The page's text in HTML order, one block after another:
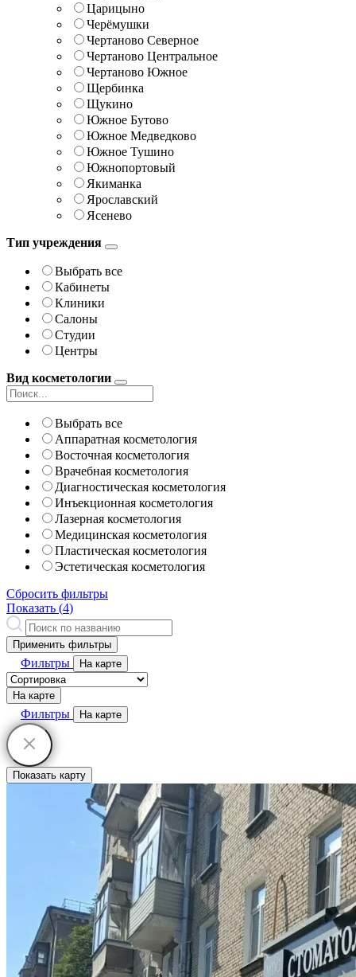
Царицыно
Черёмушки
Чертаново Северное
Чертаново Центральное
Чертаново Южное
Щербинка
Щукино
Южное Бутово
Южное Медведково
Южное Тушино
Южнопортовый
Якиманка
Ярославский
Ясенево
Тип учреждения
Выбрать все
Кабинеты
Клиники
Салоны
Студии
Центры
Вид косметологии
Выбрать все
Аппаратная косметология
Восточная косметология
Врачебная косметология
Диагностическая косметология
Инъекционная косметология
Лазерная косметология
Медицинская косметология
Пластическая косметология
Эстетическая косметология
Сбросить фильтры
Показать (4)
Применить фильтры
Фильтры На карте
На карте
Фильтры На карте
Показать карту